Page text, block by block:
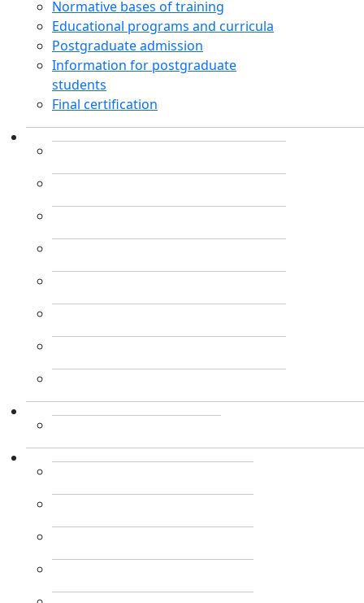
Normative bases of training
Educational programs and curricula
Postgraduate admission
Information for postgraduate
students
Final certification